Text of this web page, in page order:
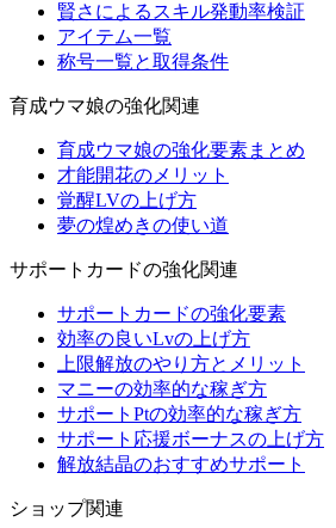
賢さによるスキル発動率検証
アイテム一覧
称号一覧と取得条件
育成ウマ娘の強化関連
育成ウマ娘の強化要素まとめ
才能開花のメリット
覚醒LVの上げ方
夢の煌めきの使い道
サポートカードの強化関連
サポートカードの強化要素
効率の良いLvの上げ方
上限解放のやり方とメリット
マニーの効率的な稼ぎ方
サポートPtの効率的な稼ぎ方
サポート応援ボーナスの上げ方
解放結晶のおすすめサポート
ショップ関連